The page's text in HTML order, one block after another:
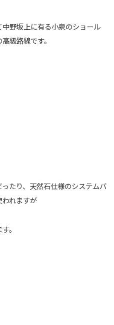
野坂上に有る小泉のショール
級路線です。
り、天然石仕様のシステムバ
れますが
。